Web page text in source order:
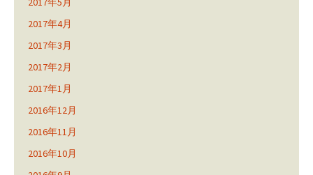
2017年4月
2017年3月
2017年2月
2017年1月
2016年12月
2016年11月
2016年10月